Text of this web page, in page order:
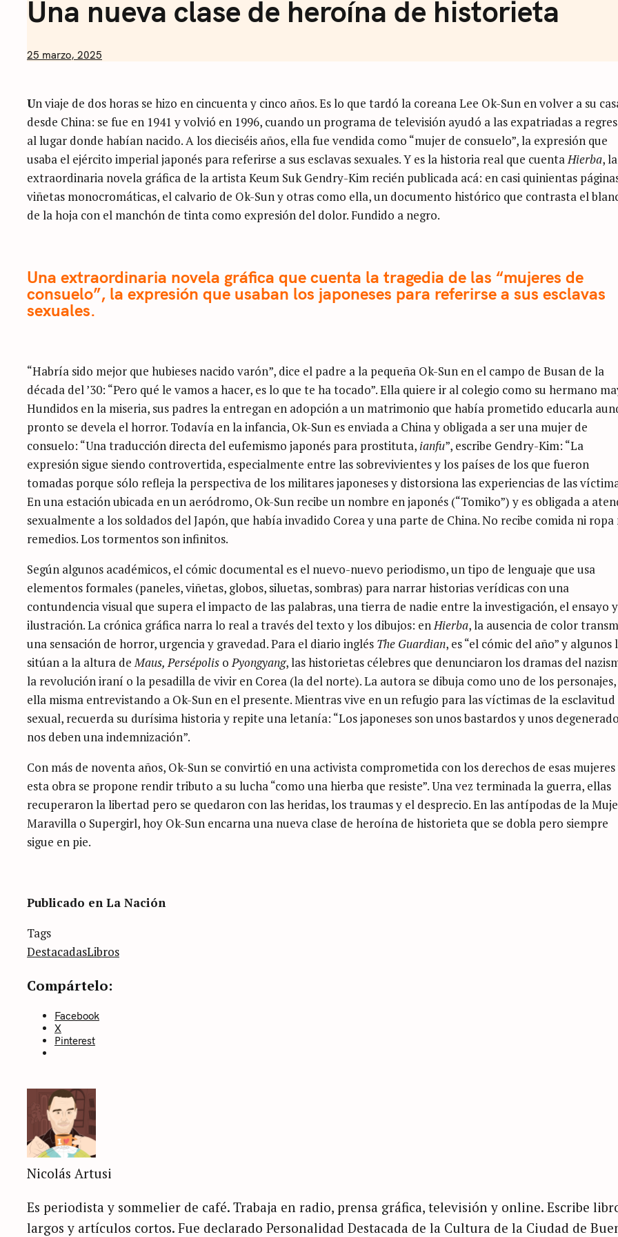
Una nueva clase de heroína de historieta
by
25 marzo, 2025
Un viaje de dos horas se hizo en cincuenta y cinco años. Es lo que tardó la coreana Lee Ok-Sun en volver a su
desde China: se fue en 1941 y volvió en 1996, cuando un programa de televisión ayudó a las expatriadas a
al lugar donde habían nacido. A los dieciséis años, ella fue vendida como “mujer de consuelo”, la expresión que
usaba el ejército imperial japonés para referirse a sus esclavas sexuales. Y es la historia real que cuenta Hierba, la
extraordinaria novela gráfica de la artista Keum Suk Gendry-Kim recién publicada acá: en casi quinientas
viñetas monocromáticas, el calvario de Ok-Sun y otras como ella, un documento histórico que contrasta el
de la hoja con el manchón de tinta como expresión del dolor. Fundido a negro.
Una extraordinaria novela gráfica que cuenta la tragedia de las “mujeres de
consuelo”, la expresión que usaban los japoneses para referirse a sus esclavas
sexuales.
“Habría sido mejor que hubieses nacido varón”, dice el padre a la pequeña Ok-Sun en el campo de Busan de la
década del ’30: “Pero qué le vamos a hacer, es lo que te ha tocado”. Ella quiere ir al colegio como su hermano
Hundidos en la miseria, sus padres la entregan en adopción a un matrimonio que había prometido educarla
pronto se devela el horror. Todavía en la infancia, Ok-Sun es enviada a China y obligada a ser una mujer de
consuelo: “Una traducción directa del eufemismo japonés para prostituta, ianfu”, escribe Gendry-Kim: “La
expresión sigue siendo controvertida, especialmente entre las sobrevivientes y los países de los que fueron
tomadas porque sólo refleja la perspectiva de los militares japoneses y distorsiona las experiencias de las
En una estación ubicada en un aeródromo, Ok-Sun recibe un nombre en japonés (“Tomiko”) y es obligada a
sexualmente a los soldados del Japón, que había invadido Corea y una parte de China. No recibe comida ni ropa
remedios. Los tormentos son infinitos.
Según algunos académicos, el cómic documental es el nuevo-nuevo periodismo, un tipo de lenguaje que usa
elementos formales (paneles, viñetas, globos, siluetas, sombras) para narrar historias verídicas con una
contundencia visual que supera el impacto de las palabras, una tierra de nadie entre la investigación, el ensayo
ilustración. La crónica gráfica narra lo real a través del texto y los dibujos: enHierba, la ausencia de color
una sensación de horror, urgencia y gravedad. Para el diario inglés The Guardian, es “el cómic del año” y algunos
sitúan a la altura deMaus, Persépolis oPyongyang, las historietas célebres que denunciaron los dramas del
la revolución iraní o la pesadilla de vivir en Corea (la del norte). La autora se dibuja como uno de los personajes,
ella misma entrevistando a Ok-Sun en el presente. Mientras vive en un refugio para las víctimas de la esclavitud
sexual, recuerda su durísima historia y repite una letanía: “Los japoneses son unos bastardos y unos
nos deben una indemnización”.
Con más de noventa años, Ok-Sun se convirtió en una activista comprometida con los derechos de esas mujeres
esta obra se propone rendir tributo a su lucha “como una hierba que resiste”. Una vez terminada la guerra, ellas
recuperaron la libertad pero se quedaron con las heridas, los traumas y el desprecio. En las antípodas de la
Maravilla o Supergirl, hoy Ok-Sun encarna una nueva clase de heroína de historieta que se dobla pero siempre
sigue en pie.
Publicado en La Nación
Categories
categoría
Tags
DestacadasLibros
Compártelo:
Facebook
X
Pinterest
Nicolás Artusi
Es periodista y sommelier de café. Trabaja en radio, prensa gráfica, televisión y online. Escribe
largos y artículos cortos. Fue declarado Personalidad Destacada de la Cultura de la Ciudad de